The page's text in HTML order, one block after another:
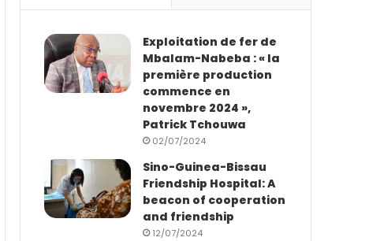
Exploitation de fer de
Mbalam-Nabeba : « la
première production
commence en
novembre 2024 »,
Patrick Tchouwa
02/07/2024
Sino-Guinea-Bissau
Friendship Hospital: A
beacon of cooperation
and friendship
12/07/2024